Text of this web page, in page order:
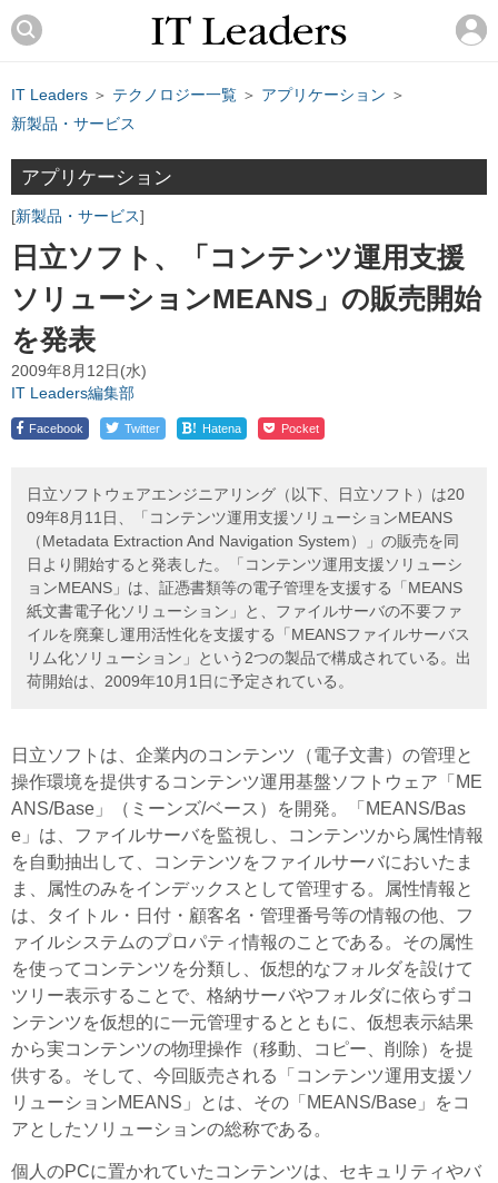
IT Leaders ＞ テクノロジー一覧 ＞ アプリケーション ＞
新製品・サービス
アプリケーション
新製品・サービス
日立ソフト、「コンテンツ運用支援
ソリューションMEANS」の販売開始
を発表
2009年8月12日(水)
IT Leaders編集部
Facebook Twitter ! Hatena Pocket
日立ソフトウェアエンジニアリング（以下、日立ソフト）は20
09年8月11日、「コンテンツ運用支援ソリューションMEANS
（Metadata Extraction And Navigation System）」の販売を同
日より開始すると発表した。「コンテンツ運用支援ソリューシ
ョンMEANS」は、証憑書類等の電子管理を支援する「MEANS
紙文書電子化ソリューション」と、ファイルサーバの不要ファ
イルを廃棄し運用活性化を支援する「MEANSファイルサーバス
リム化ソリューション」という2つの製品で構成されている。出
荷開始は、2009年10月1日に予定されている。
日立ソフトは、企業内のコンテンツ（電子文書）の管理と
操作環境を提供するコンテンツ運用基盤ソフトウェア「ME
ANS/Base」（ミーンズ/ベース）を開発。「MEANS/Bas
e」は、ファイルサーバを監視し、コンテンツから属性情報
を自動抽出して、コンテンツをファイルサーバにおいたま
ま、属性のみをインデックスとして管理する。属性情報と
は、タイトル・日付・顧客名・管理番号等の情報の他、フ
ァイルシステムのプロパティ情報のことである。その属性
を使ってコンテンツを分類し、仮想的なフォルダを設けて
ツリー表示することで、格納サーバやフォルダに依らずコ
ンテンツを仮想的に一元管理するとともに、仮想表示結果
から実コンテンツの物理操作（移動、コピー、削除）を提
供する。そして、今回販売される「コンテンツ運用支援ソ
リューションMEANS」とは、その「MEANS/Base」をコ
アとしたソリューションの総称である。
個人のPCに置かれていたコンテンツは、セキュリティやバ